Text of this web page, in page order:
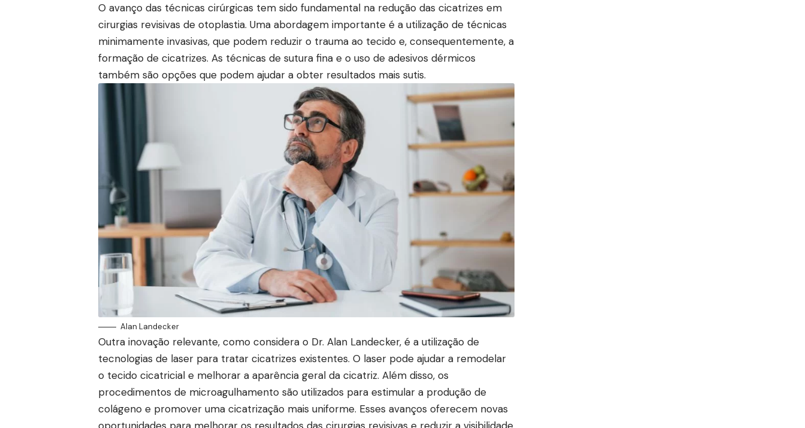
O avanço das técnicas cirúrgicas tem sido fundamental na redução das cicatrizes em
cirurgias revisivas de otoplastia. Uma abordagem importante é a utilização de técnicas
minimamente invasivas, que podem reduzir o trauma ao tecido e, consequentemente, a
formação de cicatrizes. As técnicas de sutura fina e o uso de adesivos dérmicos
também são opções que podem ajudar a obter resultados mais sutis.
Alan Landecker
Outra inovação relevante, como considera o Dr. Alan Landecker, é a utilização de
tecnologias de laser para tratar cicatrizes existentes. O laser pode ajudar a remodelar
o tecido cicatricial e melhorar a aparência geral da cicatriz. Além disso, os
procedimentos de microagulhamento são utilizados para estimular a produção de
colágeno e promover uma cicatrização mais uniforme. Esses avanços oferecem novas